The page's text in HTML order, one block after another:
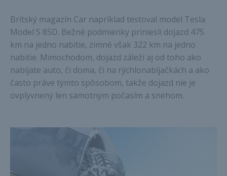
Britský magazín Car napríklad testoval model Tesla
Model S 85D. Bežné podmienky priniesli dojazd 475
km na jedno nabitie, zimné však 322 km na jedno
nabitie. Mimochodom, dojazd záleží aj od toho ako
nabíjate auto, či doma, či na rýchlonabíjačkách a ako
často práve týmto spôsobom, takže dojazd nie je
ovplyvnený len samotným počasím a snehom.